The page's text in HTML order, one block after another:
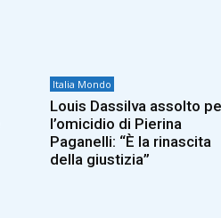
Italia Mondo
Louis Dassilva assolto
l’omicidio di Pierina
Paganelli: “È la rinascita
della giustizia”